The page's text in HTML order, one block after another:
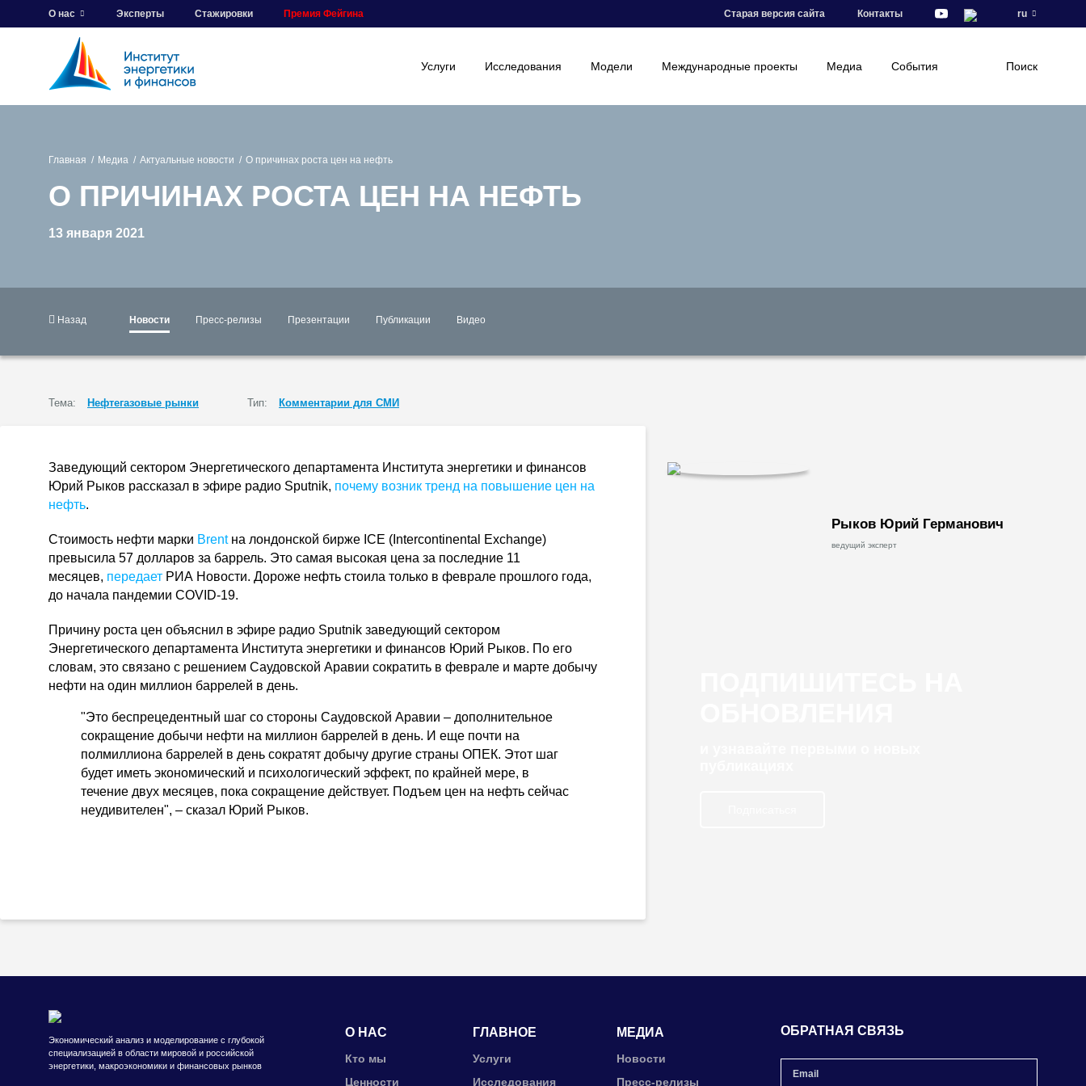
О нас Эксперты Стажировки Премия Фейгина Старая версия сайта Контакты ru
Услуги Исследования Модели Международные проекты Медиа События Поиск
Главная Медиа Актуальные новости О причинах роста цен на нефть
О ПРИЧИНАХ РОСТА ЦЕН НА НЕФТЬ
13 января 2021
Назад Новости Пресс-релизы Презентации Публикации Видео
Тема: Нефтегазовые рынки Тип: Комментарии для СМИ
Заведующий сектором Энергетического департамента Института энергетики и финансов
Юрий Рыков рассказал в эфире радио Sputnik, почему возник тренд на повышение цен на
нефть.
Стоимость нефти марки Brentна лондонской бирже ICE (Intercontinental Exchange)
превысила 57 долларов за баррель. Это самая высокая цена за последние 11
месяцев, передает РИА Новости. Дороже нефть стоила только в феврале прошлого года,
до начала пандемии COVID-19.
Причину роста цен объяснил в эфире радио Sputnik заведующий сектором
Энергетического департамента Института энергетики и финансов Юрий Рыков. По его
словам, это связано с решением Саудовской Аравии сократить в феврале и марте добычу
нефти на один миллион баррелей в день.
"Это беспрецедентный шаг со стороны Саудовской Аравии – дополнительное
сокращение добычи нефти на миллион баррелей в день. И еще почти на
полмиллиона баррелей в день сократят добычу другие страны ОПЕК. Этот шаг
будет иметь экономический и психологический эффект, по крайней мере, в
течение двух месяцев, пока сокращение действует. Подъем цен на нефть сейчас
неудивителен", – сказал Юрий Рыков.
Рыков Юрий Германович
ведущий эксперт
Экономический анализ и моделирование с глубокой
специализацией в области мировой и российской
энергетики, макроэкономики и финансовых рынков
О НАС
Кто мы
Ценности
ГЛАВНОЕ
Услуги
Исследования
МЕДИА
Новости
Пресс-релизы
ОБРАТНАЯ СВЯЗЬ